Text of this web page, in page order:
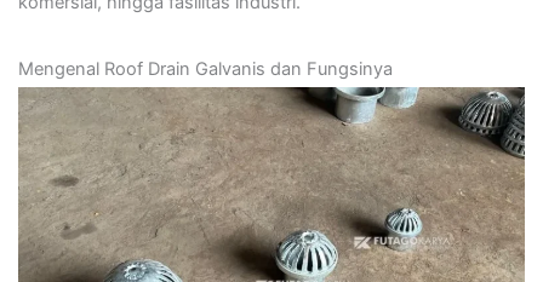
Mengenal Roof Drain Galvanis dan Fungsinya